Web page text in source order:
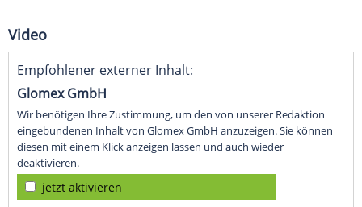
Video
Empfohlener externer Inhalt:
Glomex GmbH
Wir benötigen Ihre Zustimmung, um den von unserer Redaktion
eingebundenen Inhalt von Glomex GmbH anzuzeigen. Sie können
diesen mit einem Klick anzeigen lassen und auch wieder
deaktivieren.
jetzt aktivieren